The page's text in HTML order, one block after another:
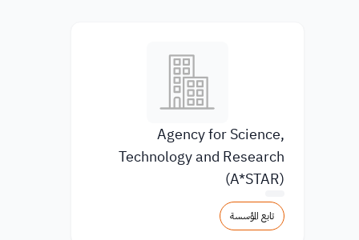
Agency for Science,
Technology and Research
(A*STAR)
تابع المؤسسة